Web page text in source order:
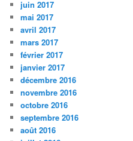
juin 2017
mai 2017
avril 2017
mars 2017
février 2017
janvier 2017
décembre 2016
novembre 2016
octobre 2016
septembre 2016
août 2016